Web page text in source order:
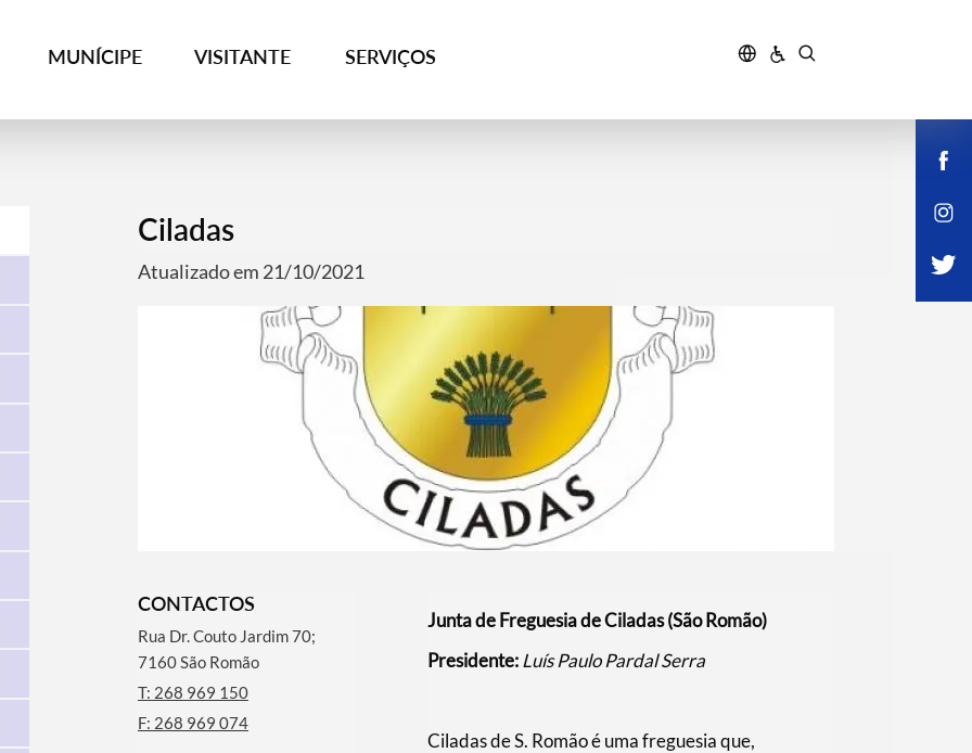
MUNÍCIPE VISITANTE SERVIÇOS
Ciladas
Atualizado em 21/10/2021
CONTACTOS
Rua Dr. Couto Jardim 70;
7160 São Romão
T: 268 969 150
F: 268 969 074
Junta de Freguesia de Ciladas (São Romão)
Presidente:Luís Paulo Pardal Serra
Ciladas de S. Romão é uma freguesia que,